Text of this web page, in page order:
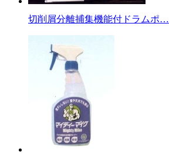
切削屑分離捕集機能付ドラムポ…